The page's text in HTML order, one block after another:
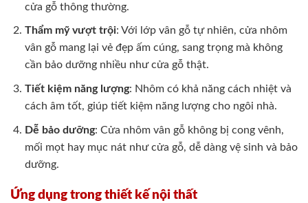
cửa gỗ thông thường.
Thẩm mỹ vượt trội: Với lớp vân gỗ tự nhiên, cửa nhôm
vân gỗ mang lại vẻ đẹp ấm cúng, sang trọng mà không
cần bảo dưỡng nhiều như cửa gỗ thật.
Tiết kiệm năng lượng: Nhôm có khả năng cách nhiệt và
cách âm tốt, giúp tiết kiệm năng lượng cho ngôi nhà.
Dễ bảo dưỡng: Cửa nhôm vân gỗ không bị cong vênh,
mối mọt hay mục nát như cửa gỗ, dễ dàng vệ sinh và bảo
dưỡng.
Ứng dụng trong thiết kế nội thất